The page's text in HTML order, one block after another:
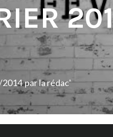
parla rédac'